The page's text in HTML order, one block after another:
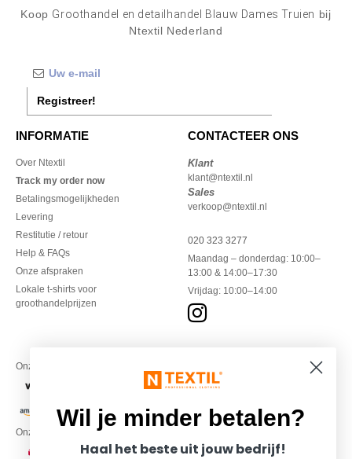
Koop Groothandel en detailhandel Blauw Dames Truien bij
Ntextil Nederland
Registreer!
INFORMATIE
Over Ntextil
Track my order now
Betalingsmogelijkheden
Levering
Restitutie / retour
Help & FAQs
Onze afspraken
Lokale t-shirts voor
groothandelprijzen
CONTACTEER ONS
Klant
klant@ntextil.nl
Sales
verkoop@ntextil.nl
020 323 3277
Maandag – donderdag: 10:00–
13:00 & 14:00–17:30
Vrijdag: 10:00–14:00
Onze financiële partners
Onze transporteurs
Wil je minder betalen?
Haal het beste uit jouw bedrijf!